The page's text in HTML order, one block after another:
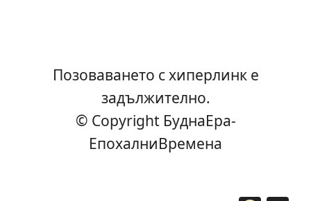
Позоваването с хиперлинк е
задължително.
© Copyright БуднаEра-
ЕпохалниВремена